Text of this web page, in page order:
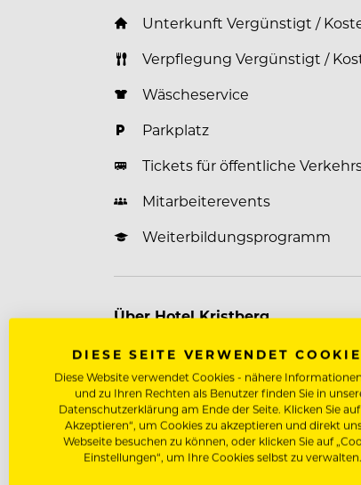
Unterkunft Vergünstigt /
Verpflegung Vergünstigt /
Wäscheservice
Parkplatz
Tickets für öffentliche
Mitarbeiterevents
Weiterbildungsprogramm
Über Hotel Kristberg
Du suchst einen Platz, an dem
zusammenkommen?
Haus, in dem aus Momenten
unser neu erbautes Zuhause für
Generation, mit klarem
Moments by Real People. ￼
DIESE SEITE VERWENDET
Diese Website verwendet Cookies - nähere
und zu Ihren Rechten als Benutzer finden Sie in
Datenschutzerklärung am Ende der Seite. Klicken Sie auf
Akzeptieren“, um Cookies zu akzeptieren und direkt
Webseite besuchen zu können, oder klicken Sie auf
Einstellungen“, um Ihre Cookies selbst zu verwalten.